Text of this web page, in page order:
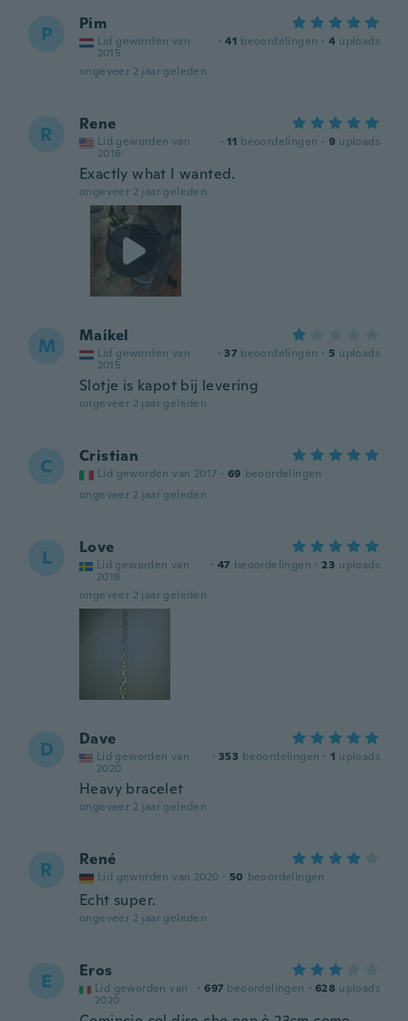
P Pim
Lid geworden van
2015
· 41 beoordelingen · 4 uploads
ongeveer 2 jaar geleden
R Rene
Lid geworden van
2016
· 11 beoordelingen · 9 uploads
Exactly what I wanted.
ongeveer 2 jaar geleden
M Maikel
Lid geworden van
2015
· 37 beoordelingen · 5 uploads
Slotje is kapot bij levering
ongeveer 2 jaar geleden
C Cristian
Lid geworden van 2017 · 69 beoordelingen
ongeveer 2 jaar geleden
L Love
Lid geworden van
2018
· 47 beoordelingen · 23 uploads
ongeveer 2 jaar geleden
D Dave
Lid geworden van
2020
· 353 beoordelingen · 1 uploads
Heavy bracelet
ongeveer 2 jaar geleden
R René
Lid geworden van 2020 · 50 beoordelingen
Echt super.
ongeveer 2 jaar geleden
E Eros
Lid geworden van
2020
· 697 beoordelingen · 628 uploads